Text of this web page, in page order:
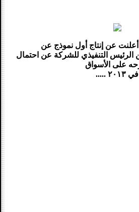
عن إنتاج أول نموذج عن
التنفيذي للشركة عن احتمال
على الأسواق
في ٢٠١٣ .....